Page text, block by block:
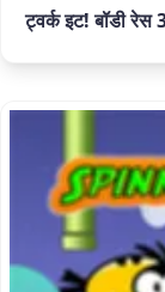
ट्वर्क इट! बॉडी रेस